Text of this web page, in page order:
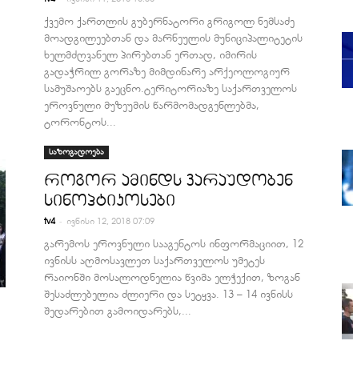
ქვემო ქართლის გუბერნატორი გრიგოლ ნემსაძე
მოადგილეებთან და მარნეულის მუნიციპალიტეტის
ხელმძღვანელ პირებთან ერთად, იმირის
გადაჭრილ გორაზე მიმდინარე არქეოლოგიურ
სამუშაოებს გაეცნო.ტერიტორიაზე საქართველოს
ეროვნული მუზეუმის წარმომადგენლებმა,
ტორონტოს...
საზოგადოება
როგორ ამინდს ვარაუდობენ
სინოპტიკოსები
tv4 - ივნისი 12, 2018 07:09
გარემოს ეროვნული სააგენტოს ინფორმაციით, 12
ივნისს აღმოსავლეთ საქართველოს უმეტეს
რაიონში მოსალოდნელია წვიმა ელჭექით, ზოგან
შესაძლებელია ძლიერი და სეტყვა. 13 – 14 ივნისს
შედარებით გამოიდარებს,...